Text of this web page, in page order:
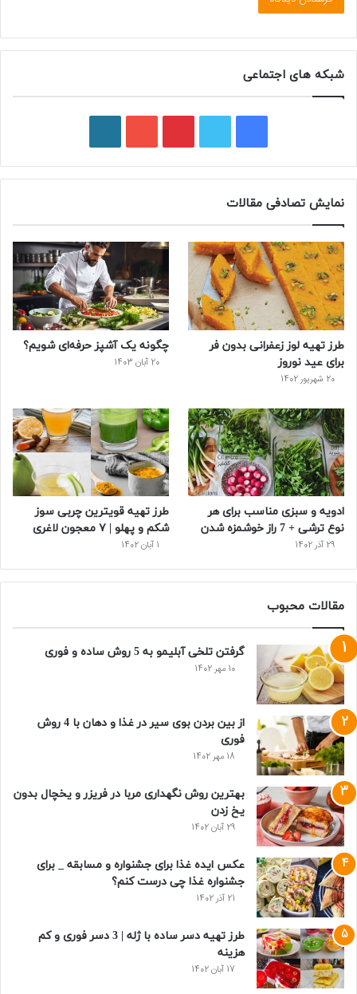
شبکه های اجتماعی
نمایش تصادفی مقالات
طرز تهیه لوز زعفرانی بدون فر
برای عید نوروز
20 شهریور 1402
چگونه یک آشپز حرفه‌ای شویم؟
20 آبان 1403
ادویه و سبزی مناسب برای هر
نوع ترشی + 7 راز خوشمزه شدن
29 آذر 1402
طرز تهیه قویترین چربی سوز
شکم و پهلو | ۷ معجون لاغری
1 آبان 1402
مقالات محبوب
گرفتن تلخی آبلیمو به 5 روش ساده و فوری
10 مهر 1402
از بین بردن بوی سیر در غذا و دهان با 4 روش
فوری
18 مهر 1402
بهترین روش نگهداری مربا در فریزر و یخچال بدون
یخ زدن
29 آبان 1402
عکس ایده غذا برای جشنواره و مسابقه _ برای
جشنواره غذا چی درست کنم؟
21 آذر 1402
طرز تهیه دسر ساده با ژله | 3 دسر فوری و کم
هزینه
17 آبان 1402